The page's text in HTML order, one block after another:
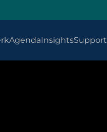
AgendaInsightsSupport